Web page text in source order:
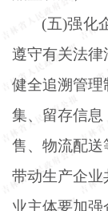
(五)强化
遵守有关法律
健全追溯管
集、留存信息
售、物流配送
带动生产企业
业主体要加